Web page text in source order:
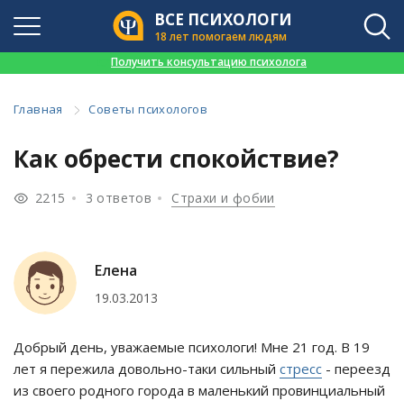
ВСЕ ПСИХОЛОГИ
18 лет помогаем людям
Получить консультацию психолога
Главная Советы психологов
Как обрести спокойствие?
2215 3 ответов Страхи и фобии
Елена
19.03.2013
Добрый день, уважаемые психологи! Мне 21 год. В 19
лет я пережила довольно-таки сильный стресс - переезд
из своего родного города в маленький провинциальный